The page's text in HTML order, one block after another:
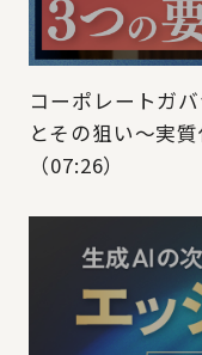
コーポレートガ
とその狙い～実
（07:26）